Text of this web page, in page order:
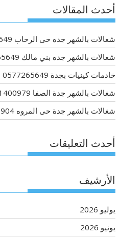
أحدث المقالات
شغالات بالشهر جده حى الرحاب 0577265649
شغالات بالشهر جده بني مالك 0577265649
خادمات كينيات بجدة 0577265649
شغالات بالشهر جدة الصفا 0571400979
شغالات بالشهر جدة حى المروه 0562346904
أحدث التعليقات
الأرشيف
يوليو 2026
يونيو 2026